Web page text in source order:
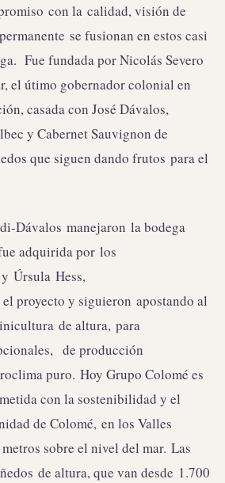
con la calidad, visión de
se fusionan en estos casi
Fue fundada por Nicolás Severo
el útimo gobernador colonial en
casada con José Dávalos,
y Cabernet Sauvignon de
que siguen dando frutos para el
Dávalos manejaron la bodega
adquirida por los
Úrsula Hess,
proyecto y siguieron apostando al
de altura, para
de producción
puro. Hoy Grupo Colomé es
con la sostenibilidad y el
de Colomé, en los Valles
sobre el nivel del mar. Las
de altura, que van desde 1.700